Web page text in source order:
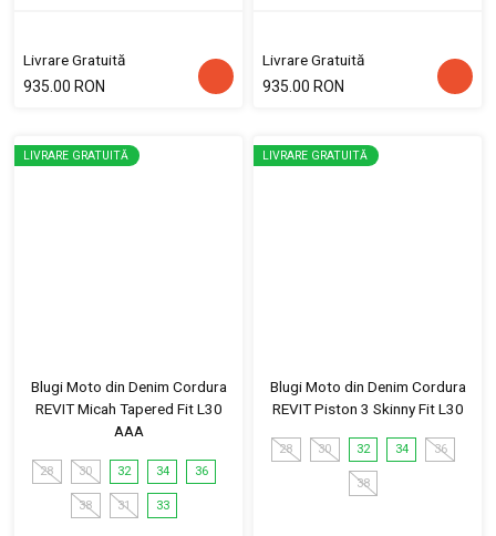
Livrare Gratuită
935.00 RON
Livrare Gratuită
935.00 RON
LIVRARE GRATUITĂ
Blugi Moto din Denim Cordura
REVIT Micah Tapered Fit L30
AAA
28 30 32 34 36
38 31 33
LIVRARE GRATUITĂ
Blugi Moto din Denim Cordura
REVIT Piston 3 Skinny Fit L30
28 30 32 34 36
38